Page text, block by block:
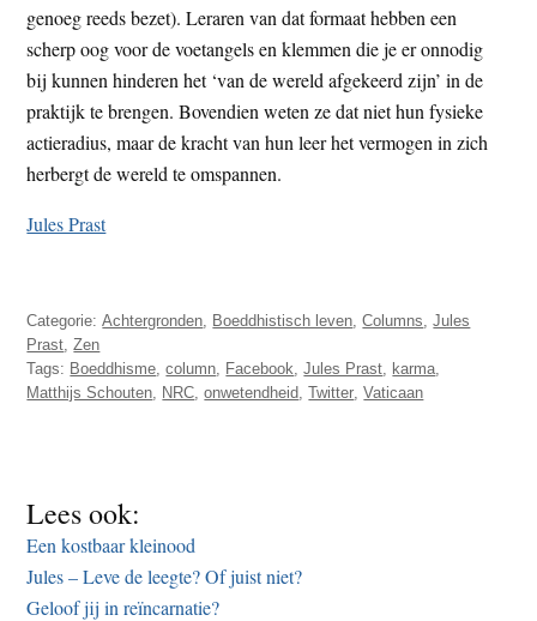
genoeg reeds bezet). Leraren van dat formaat hebben een
scherp oog voor de voetangels en klemmen die je er onnodig
bij kunnen hinderen het ‘van de wereld afgekeerd zijn’ in de
praktijk te brengen. Bovendien weten ze dat niet hun fysieke
actieradius, maar de kracht van hun leer het vermogen in zich
herbergt de wereld te omspannen.
Jules Prast
Categorie:Achtergronden Boeddhistisch leven ,Columns ,Jules
Prast ,Zen
Tags: Boeddhisme ,column Facebook ,Jules Prast karma
Matthijs Schouten NRC ,onwetendheid ,Twitter ,Vaticaan
Lees ook:
Een kostbaar kleinood
Jules – Leve de leegte? Of juist niet?
Geloof jij in reïncarnatie?